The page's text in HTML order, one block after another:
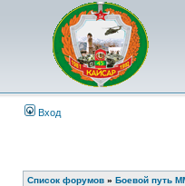
Вход
Список форумов » Боевой путь